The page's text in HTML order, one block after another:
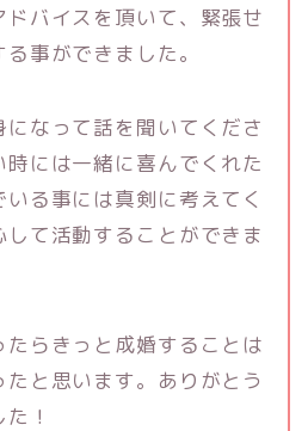
ドバイスを頂いて、緊張せ
事ができました。
になって話を聞いてくださ
時には一緒に喜んでくれた
いる事には真剣に考えてく
して活動することができま
たらきっと成婚することは
たと思います。ありがとう
！